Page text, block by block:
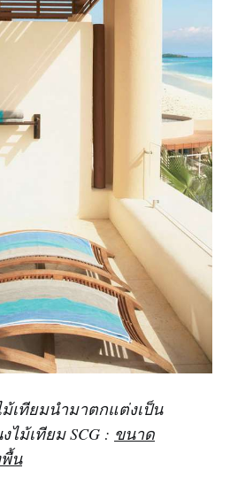
เทียมนำมาตกแต่งเป็น
ม้เทียม SCG : ขนาด
พื้น